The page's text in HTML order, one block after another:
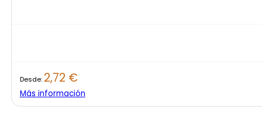
Desde: 2,72 €
Más información